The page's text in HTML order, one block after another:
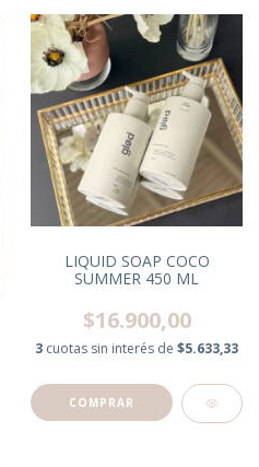
LIQUID SOAP COCO
SUMMER 450 ML
$16.900,00
3 cuotas sin interés de $5.633,33